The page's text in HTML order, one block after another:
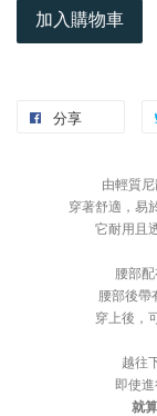
加入購物車
分享
由輕質
穿著舒適，易
它耐用且
腰部
腰部後帶
穿上後，
越往
即使
就